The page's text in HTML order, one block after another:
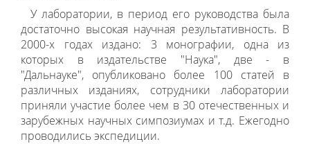
У лаборатории, в период его руководства была
достаточно высокая научная результативность. В
2000-х годах издано: 3 монографии, одна из
которых в издательстве "Наука", две - в
"Дальнауке", опубликовано более 100 статей в
различных изданиях, сотрудники лаборатории
приняли участие более чем в 30 отечественных и
зарубежных научных симпозиумах и т.д. Ежегодно
проводились экспедиции.